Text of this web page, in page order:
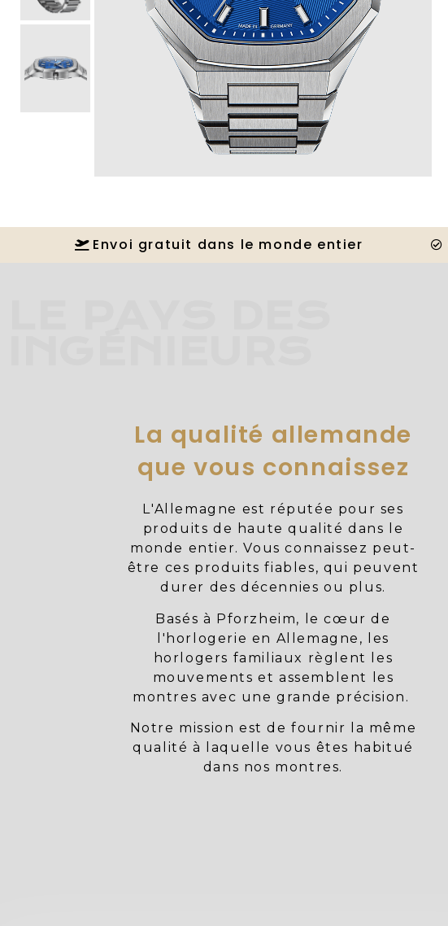
Envoi gratuit dans le monde entier
La qualité allemande
que vous connaissez
L'Allemagne est réputée pour ses
produits de haute qualité dans le
monde entier. Vous connaissez peut-
être ces produits fiables, qui peuvent
durer des décennies ou plus.
Basés à Pforzheim, le cœur de
l'horlogerie en Allemagne, les
horlogers familiaux règlent les
mouvements et assemblent les
montres avec une grande précision.
Notre mission est de fournir la même
qualité à laquelle vous êtes habitué
dans nos montres.